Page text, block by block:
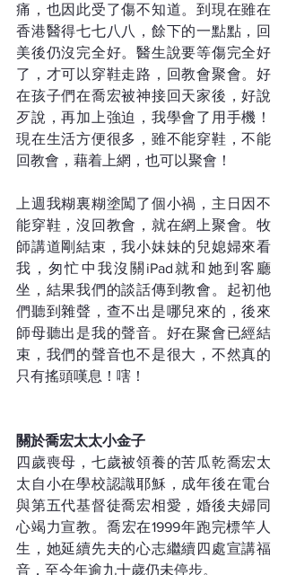
痛，也因此受了傷不知道。到現在雖在
香港醫得七七八八，餘下的一點點，回
美後仍沒完全好。醫生說要等傷完全好
了，才可以穿鞋走路，回教會聚會。好
在孩子們在喬宏被神接回天家後，好說
歹說，再加上強迫，我學會了用手機！
現在生活方便很多，雖不能穿鞋，不能
回教會，藉着上網，也可以聚會！
上週我糊裏糊塗闖了個小禍，主日因不
能穿鞋，沒回教會，就在網上聚會。牧
師講道剛結束，我小妹妹的兒媳婦來看
我，匆忙中我沒關iPad就和她到客廳
坐，結果我們的談話傳到教會。起初他
們聽到雜聲，查不出是哪兒來的，後來
師母聽出是我的聲音。好在聚會已經結
束，我們的聲音也不是很大，不然真的
只有搖頭嘆息！嗐！
關於喬宏太太小金子
四歲喪母，七歲被領養的苦瓜乾喬宏太
太自小在學校認識耶穌，成年後在電台
與第五代基督徒喬宏相愛，婚後夫婦同
心竭力宣教。喬宏在1999年跑完標竿人
生，她延續先夫的心志繼續四處宣講福
音，至今年逾九十歲仍未停步。